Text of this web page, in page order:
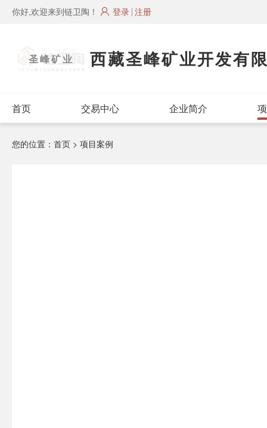
你好,欢迎来到链卫陶！ 登录 注册
圣峰矿业 西藏圣峰矿业开发有
首页 交易中心 企业简介
您的位置： 首页 > 项目案例